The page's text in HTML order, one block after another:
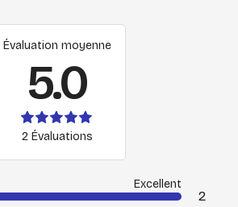
Évaluation moyenne
5.0
2 Évaluations
Excellent
2